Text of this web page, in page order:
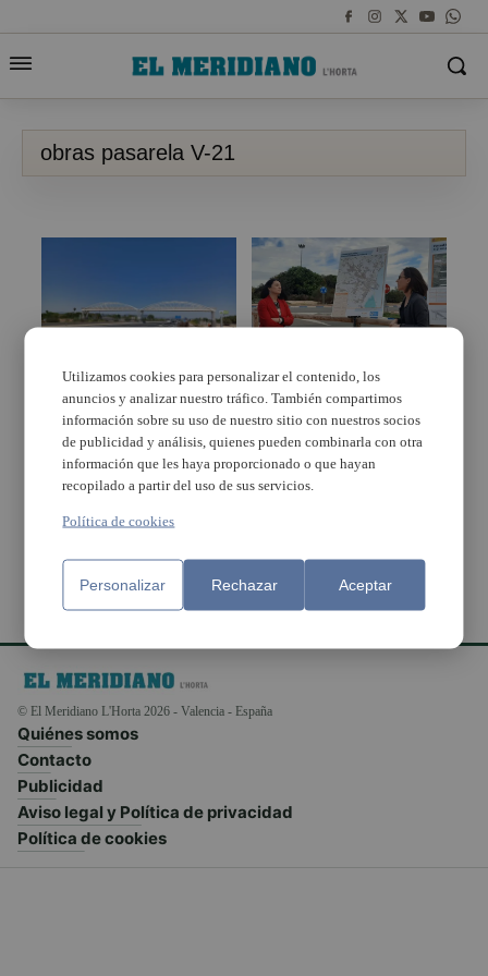
obras pasarela V-21
Instalada la pasarela
que abrirá en
septiembre en la Pobla
de Farnals
La Consellera de
movilidad anuncia que
en junio comenzarán
las obras de la pasarela
sobre la V-21 en La
Pobla de Farnals
© El Meridiano L'Horta 2026 - Valencia - España
Quiénes somos
Contacto
Publicidad
Aviso legal y Política de privacidad
Política de cookies
Utilizamos cookies para personalizar el contenido, los
anuncios y analizar nuestro tráfico. También compartimos
información sobre su uso de nuestro sitio con nuestros socios
de publicidad y análisis, quienes pueden combinarla con otra
información que les haya proporcionado o que hayan
recopilado a partir del uso de sus servicios.
Política de cookies
Personalizar Rechazar Aceptar